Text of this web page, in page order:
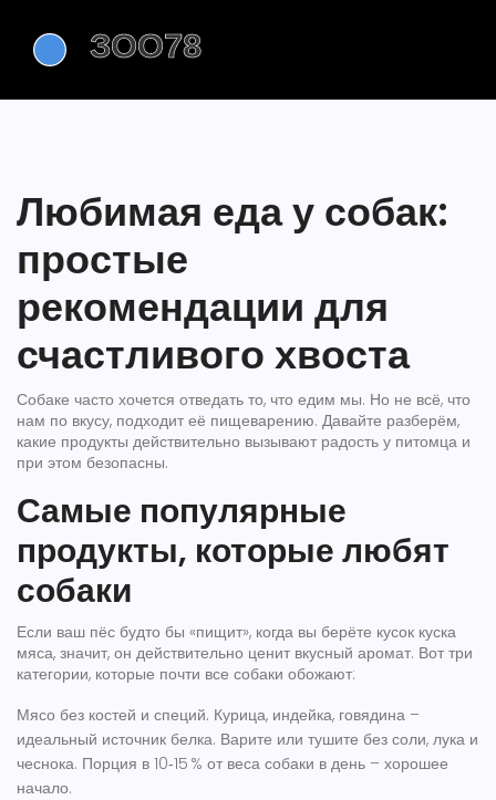
Любимая еда у собак:
простые
рекомендации для
счастливого хвоста
Собаке часто хочется отведать то, что едим мы. Но не всё, что
нам по вкусу, подходит её пищеварению. Давайте разберём,
какие продукты действительно вызывают радость у питомца и
при этом безопасны.
Самые популярные
продукты, которые любят
собаки
Если ваш пёс будто бы «пищит», когда вы берёте кусок куска
мяса, значит, он действительно ценит вкусный аромат. Вот три
категории, которые почти все собаки обожают:
Мясо без костей и специй. Курица, индейка, говядина –
идеальный источник белка. Варите или тушите без соли, лука и
чеснока. Порция в 10‑15 % от веса собаки в день – хорошее
начало.